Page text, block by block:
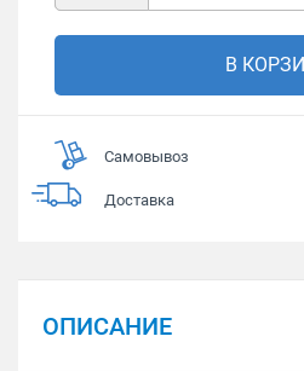
В
Самовывоз
Доставка
ОПИСАНИЕ